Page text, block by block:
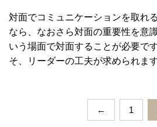
対面でコミュニケーションを取れ
なら、なおさら対面の重要性を意
いう場面で対面することが必要で
そ、リーダーの工夫が求められます
← 1